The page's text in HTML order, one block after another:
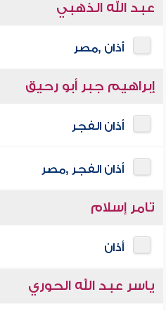
عبد الله الذهبي
أذان ,مصر
إبراهيم جبر أبو رحيق
أذان الفجر
أذان الفجر ,مصر
تامر إسلام
أذان
ياسر عبد الله الحوري